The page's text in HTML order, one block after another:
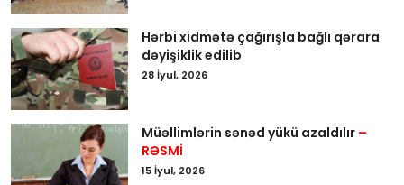
Hərbi xidmətə çağırışla bağlı qərara
dəyişiklik edilib
28 İyul, 2026
Müəllimlərin sənəd yükü azaldılır –
RƏSMİ
15 İyul, 2026